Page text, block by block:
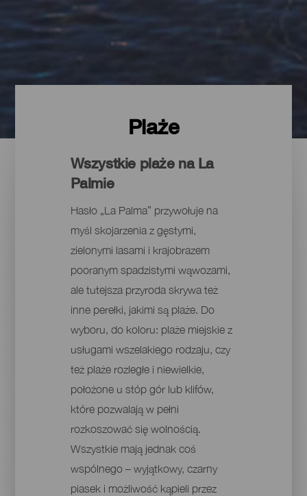
Plaże
Wszystkie plaże na La
Palmie
Hasło „La Palma” przywołuje na
myśl skojarzenia z gęstymi,
zielonymi lasami i krajobrazem
pooranym spadzistymi wąwozami,
ale tutejsza przyroda skrywa też
inne perełki, jakimi są plaże. Do
wyboru, do koloru: plaże miejskie z
usługami wszelakiego rodzaju, czy
też plaże rozległe i niewielkie,
położone u stóp gór lub klifów,
które pozwalają w pełni
rozkoszować się wolnością.
Wszystkie mają jednak coś
wspólnego – wyjątkowy, czarny
piasek i możliwość kąpieli przez